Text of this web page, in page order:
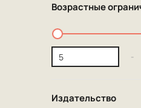
Возрастные
-
Издательство